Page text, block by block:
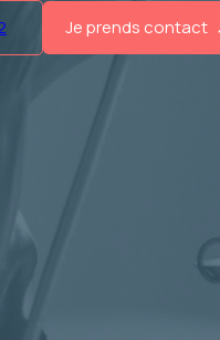
Je prends contact